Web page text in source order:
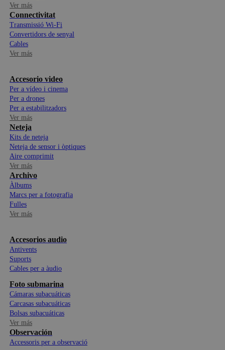
Ver más
Connectivitat
Transmissió Wi-Fi
Convertidors de senyal
Cables
Ver más
Accesorio video
Per a vídeo i cinema
Per a drones
Per a estabilitzadors
Ver más
Neteja
Kits de neteja
Neteja de sensor i òptiques
Aire comprimit
Ver más
Archivo
Àlbums
Marcs per a fotografia
Fulles
Ver más
Accesorios audio
Antivents
Suports
Cables per a àudio
Foto submarina
Cámaras subacuáticas
Carcasas subacuáticas
Bolsas subacuáticas
Ver más
Observación
Accessoris per a observació